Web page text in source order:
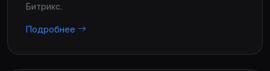
Битрикс.
Подробнее